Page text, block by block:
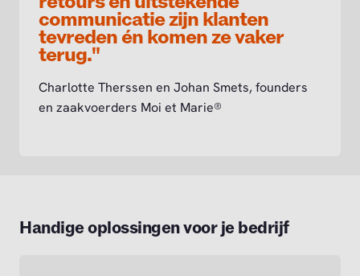
communicatie zijn klanten
tevreden én komen ze vaker
terug."
Charlotte Therssen en Johan Smets, founders
en zaakvoerders Moi et Marie®
Handige oplossingen voor je bedrijf